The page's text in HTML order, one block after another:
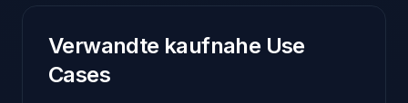
Verwandte kaufnahe Use
Cases